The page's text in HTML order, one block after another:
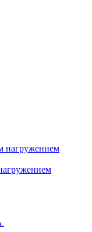
нагружением